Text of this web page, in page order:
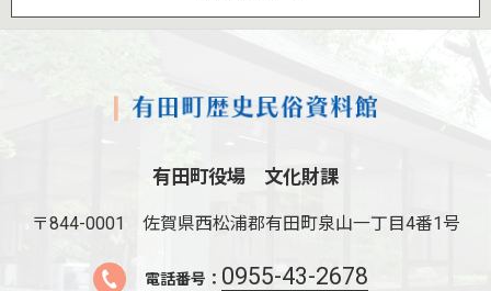
有田町役場 文化財課
〒844-0001 佐賀県西松浦郡有田町泉山一丁目4番1号
電話番号： 0955-43-2678